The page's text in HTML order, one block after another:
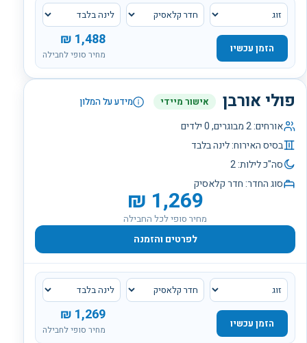
1,488
₪
מחיר סופי לחבילה
הזמן עכשיו
פולי אורבן אישור מיידי מידע על המלון
אורחים:2מבוגרים,0ילדים
בסיס האירוח:לינה בלבד
סה"כ לילות:2
סוג החדר:חדר קלאסיק
1,269
₪
מחיר סופי לכל החבילה
לפרטים והזמנה
1,269
₪
מחיר סופי לחבילה
הזמן עכשיו